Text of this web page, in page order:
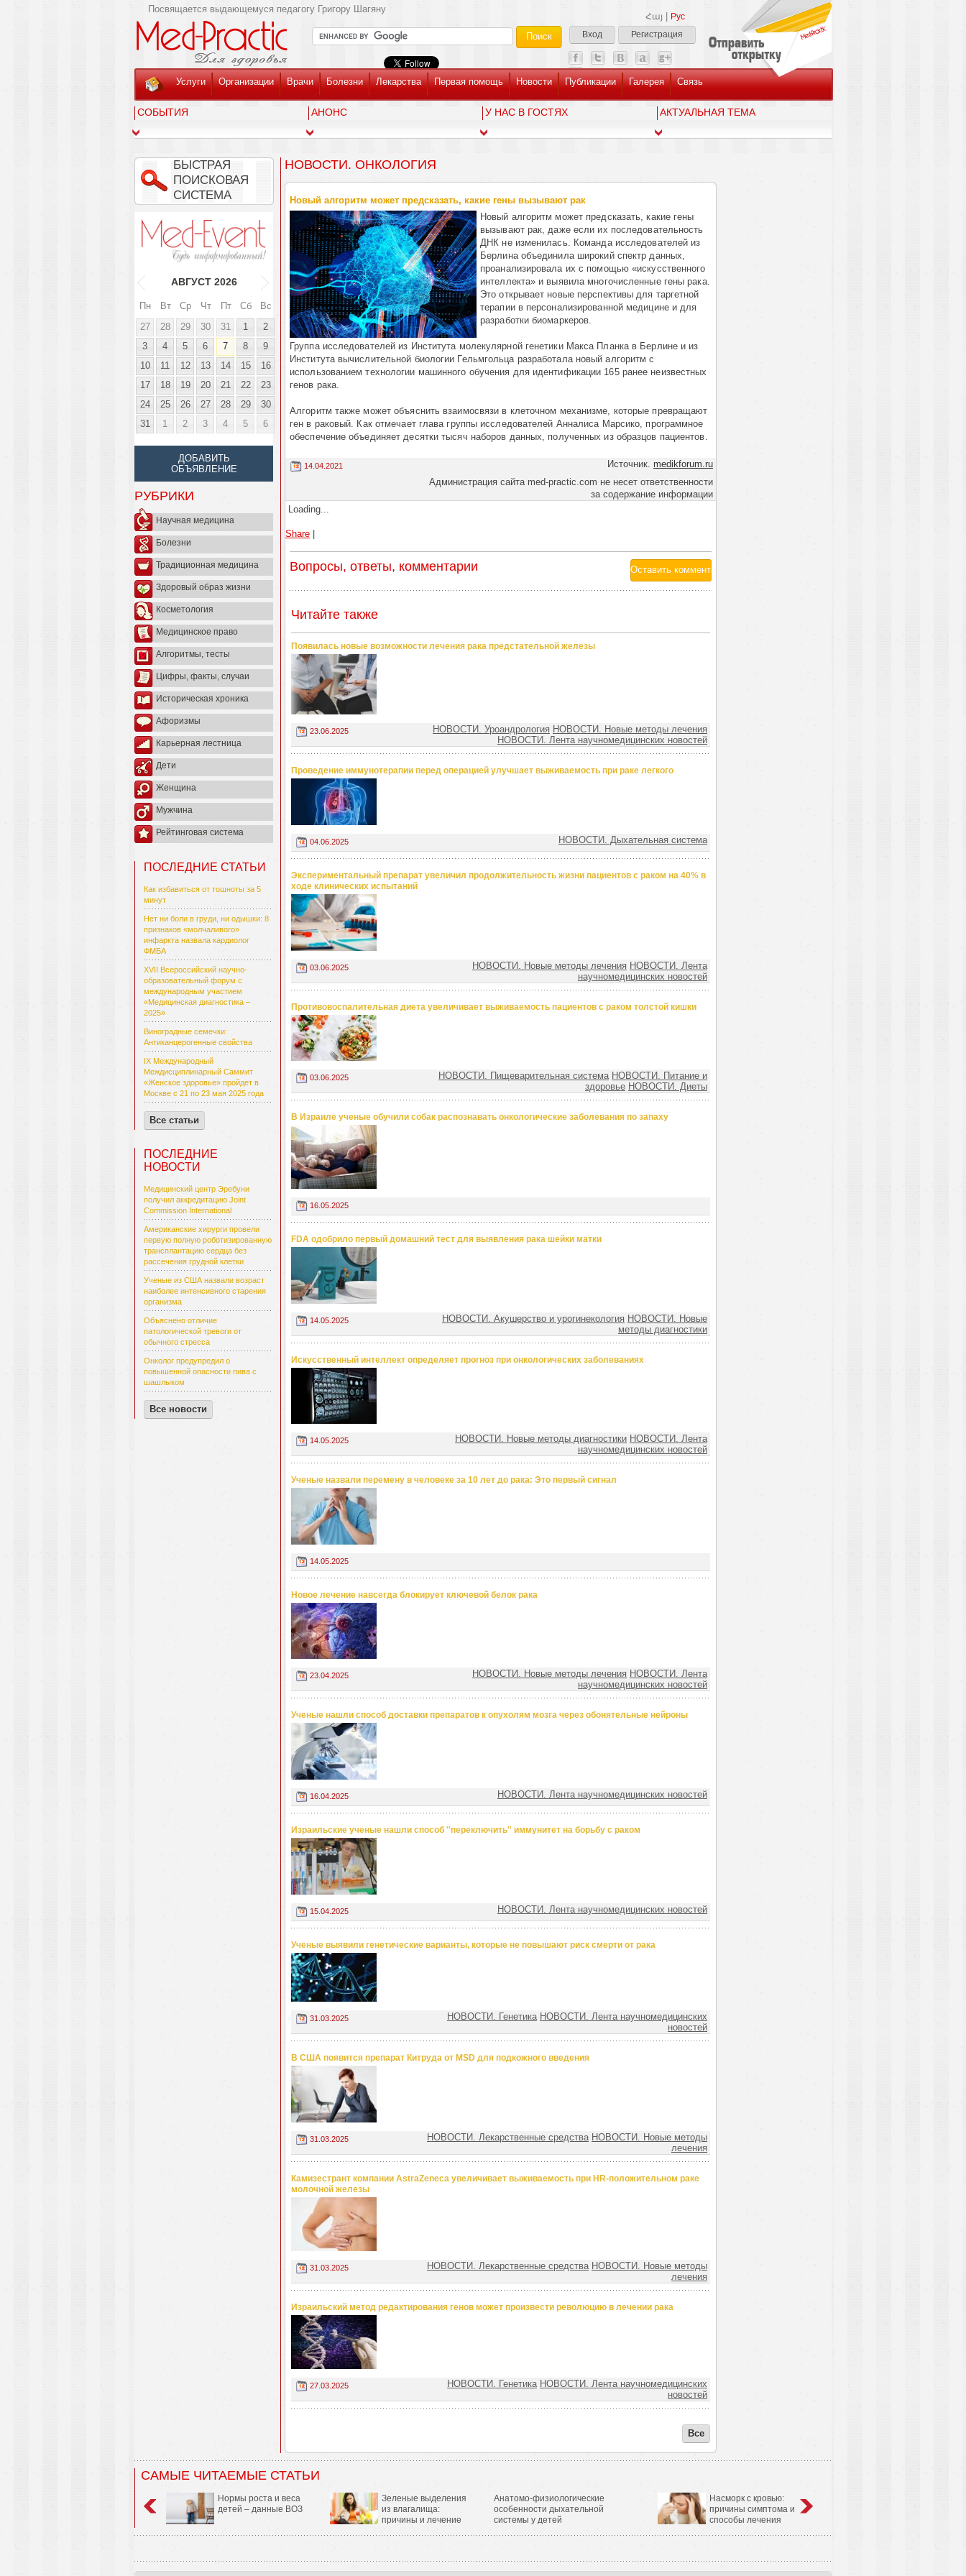
Հայ
Рус
Вход
Регистрация
Посвящается выдающемуся педагогу Григору Шагяну
Услуги Организации Врачи Болезни Лекарства Первая помощь Новости Публикации Галерея Связь
СОБЫТИЯ АНОНС У НАС В ГОСТЯХ AКТУАЛЬНАЯ ТЕМА
БЫСТРАЯ
ПОИСКОВАЯ
СИСТЕМА
АВГУСТ 2026
Пн Вт Ср Чт Пт Сб
Вс
27
28 29 30 31 1
2
3
4 5 6 7 8
9
10
11 12 13 14 15
16
17
18 19 20 21 22
23
24
25 26 27 28 29
30
31
1 2 3 4 5 6
ДОБАВИТЬ
ОБЪЯВЛЕНИЕ
РУБРИКИ
Научная медицина
Болезни
Традиционная медицина
Здоровый образ жизни
Косметология
Медицинское право
Алгоритмы, тесты
Цифры, факты, случаи
Историческая хроника
Афоризмы
Карьерная лестница
Дети
Женщина
Мужчина
Рейтинговая система
ПОСЛЕДНИЕ СТАТЬИ
Как избавиться от тошноты за 5
минут
Нет ни боли в груди, ни одышки: 8
признаков «молчаливого»
инфаркта назвала кардиолог
ФМБА
XVII Всероссийский научно-
образовательный форум с
международным участием
«Медицинская диагностика –
2025»
Виноградные семечки:
Антиканцерогенные свойства
IX Международный
Междисциплинарный Саммит
«Женское здоровье» пройдет в
Москве с 21 по 23 мая 2025 года
Все статьи
ПОСЛЕДНИЕ
НОВОСТИ
Медицинский центр Эребуни
получил аккредитацию Joint
Commission International
Американские хирурги провели
первую полную роботизированную
трансплантацию сердца без
рассечения грудной клетки
Ученые из США назвали возраст
наиболее интенсивного старения
организма
Объяснено отличие
патологической тревоги от
обычного стресса
Онколог предупредил о
повышенной опасности пива с
шашлыком
Все новости
НОВОСТИ. ОНКОЛОГИЯ
Новый алгоритм может предсказать, какие гены вызывают рак
Новый алгоритм может предсказать, какие гены
вызывают рак, даже если их последовательность
ДНК не изменилась. Команда исследователей из
Берлина объединила широкий спектр данных,
проанализировала их с помощью «искусственного
интеллекта» и выявила многочисленные гены рака.
Это открывает новые перспективы для таргетной
терапии в персонализированной медицине и для
разработки биомаркеров.
Группа исследователей из Института молекулярной генетики Макса Планка в Берлине и из
Института вычислительной биологии Гельмгольца разработала новый алгоритм с
использованием технологии машинного обучения для идентификации 165 ранее неизвестных
генов рака.
Алгоритм также может объяснить взаимосвязи в клеточном механизме, которые превращают
ген в раковый. Как отмечает глава группы исследователей Анналиса Марсико, программное
обеспечение объединяет десятки тысяч наборов данных, полученных из образцов пациентов.
14.04.2021 Источник. medikforum.ru
Администрация сайта med-practic.com не несет ответственности
за содержание информации
Loading...
Share
Вопросы, ответы, комментарии
Читайте также
Появилась новые возможности лечения рака предстательной железы
23.06.2025 НОВОСТИ. Уроандрология НОВОСТИ. Новые методы лечения
НОВОСТИ. Лента научномедицинских новостей
Проведение иммунотерапии перед операцией улучшает выживаемость при раке легкого
04.06.2025 НОВОСТИ. Дыхательная система
Экспериментальный препарат увеличил продолжительность жизни пациентов с раком на 40% в
ходе клинических испытаний
03.06.2025 НОВОСТИ. Новые методы лечения НОВОСТИ. Лента
научномедицинских новостей
Противовоспалительная диета увеличивает выживаемость пациентов с раком толстой кишки
03.06.2025 НОВОСТИ. Пищеварительная система НОВОСТИ. Питание и
здоровье НОВОСТИ. Диеты
В Израиле ученые обучили собак распознавать онкологические заболевания по запаху
16.05.2025
FDA одобрило первый домашний тест для выявления рака шейки матки
14.05.2025 НОВОСТИ. Акушерство и урогинекология НОВОСТИ. Новые
методы диагностики
Искусственный интеллект определяет прогноз при онкологических заболеваниях
14.05.2025 НОВОСТИ. Новые методы диагностики НОВОСТИ. Лента
научномедицинских новостей
Ученые назвали перемену в человеке за 10 лет до рака: Это первый сигнал
14.05.2025
Новое лечение навсегда блокирует ключевой белок рака
23.04.2025 НОВОСТИ. Новые методы лечения НОВОСТИ. Лента
научномедицинских новостей
Ученые нашли способ доставки препаратов к опухолям мозга через обонятельные нейроны
16.04.2025 НОВОСТИ. Лента научномедицинских новостей
Израильские ученые нашли способ ''переключить'' иммунитет на борьбу с раком
15.04.2025 НОВОСТИ. Лента научномедицинских новостей
Ученые выявили генетические варианты, которые не повышают риск смерти от рака
31.03.2025 НОВОСТИ. Генетика НОВОСТИ. Лента научномедицинских
новостей
В США появится препарат Китруда от MSD для подкожного введения
31.03.2025 НОВОСТИ. Лекарственные средства НОВОСТИ. Новые методы
лечения
Камизестрант компании AstraZeneca увеличивает выживаемость при HR‑положительном раке
молочной железы
31.03.2025 НОВОСТИ. Лекарственные средства НОВОСТИ. Новые методы
лечения
Израильский метод редактирования генов может произвести революцию в лечении рака
27.03.2025 НОВОСТИ. Генетика НОВОСТИ. Лента научномедицинских
новостей
Все
САМЫЕ ЧИТАЕМЫЕ СТАТЬИ
Нормы роста и веса
детей – данные ВОЗ
Зеленые выделения
из влагалища:
причины и лечение
Анатомо-физиологические
особенности дыхательной
системы у детей
Насморк с кровью:
причины симптома и
способы лечения